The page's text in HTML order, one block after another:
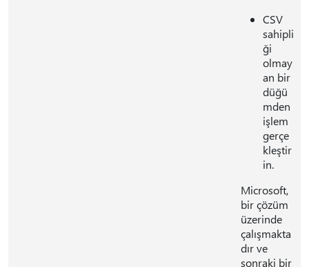
CSV
sahipli
ği
olmay
an bir
düğü
mden
işlem
gerçe
kleştir
in.
Microsoft,
bir çözüm
üzerinde
çalışmakta
dır ve
sonraki bir